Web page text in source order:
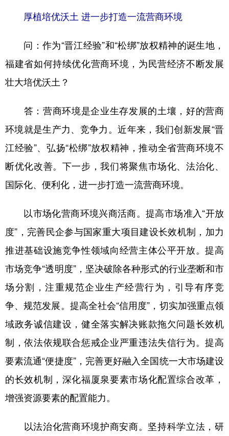
厚植培优沃土 进一步打造一流营商环境
问：作为“晋江经验”和“松绑”放权精神的诞生地，
福建省如何持续优化营商环境，为民营经济不断发展
壮大培优沃土？
答：营商环境是企业生存发展的土壤，好的营商
环境就是生产力、竞争力。近年来，我们创新发展“晋
江经验”、弘扬“松绑”放权精神，推动全省营商环境不
断优化改善。下一步，我们将聚焦市场化、法治化、
国际化、便利化，进一步打造一流营商环境。
以市场化营商环境兴商活商。提高市场准入“开放
度”，完善民企参与国家重大项目建设长效机制，加力
推进基础设施竞争性领域向经营主体公平开放。提高
市场竞争“透明度”，坚决破除各种形式的行业垄断和市
场分割，注重规范企业生产经营行为，引导有序竞
争、规范发展。提高全社会“信用度”，切实加强重点领
域政务诚信建设，健全落实解决账款拖欠问题长效机
制，依法依规联合惩戒企业严重违法失信行为。提高
要素流通“便捷度”，完善更好融入全国统一大市场建设
的长效机制，深化福厦泉要素市场化配置综合改革，
增强资源要素的配置能力。
以法治化营商环境护商安商。坚持科学立法，研